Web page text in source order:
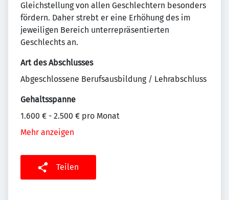
Gleichstellung von allen Geschlechtern besonders
fördern. Daher strebt er eine Erhöhung des im
jeweiligen Bereich unterrepräsentierten
Geschlechts an.
Art des Abschlusses
Abgeschlossene Berufsausbildung / Lehrabschluss
Gehaltsspanne
1.600 € - 2.500 € pro Monat
Mehr anzeigen
Teilen